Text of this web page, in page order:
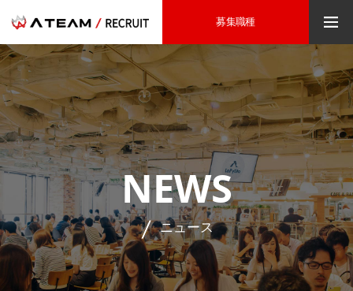
募集職種
NEWS
ニュース